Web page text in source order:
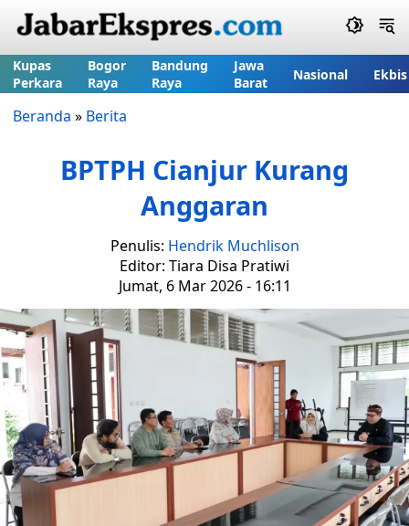
Kupas
Perkara
Bogor
Raya
Bandung
Raya
Jawa
Barat
Nasional Ekbis
Beranda » Berita
BPTPH Cianjur Kurang
Anggaran
Penulis: Hendrik Muchlison
Editor: Tiara Disa Pratiwi
Jumat, 6 Mar 2026 - 16:11